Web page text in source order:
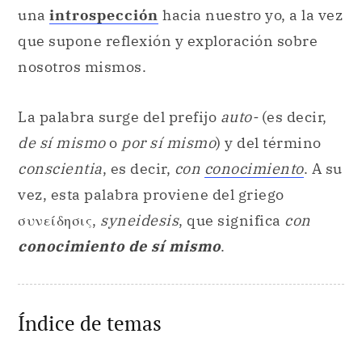
una introspección hacia nuestro yo, a la vez
que supone reflexión y exploración sobre
nosotros mismos.
La palabra surge del prefijo auto-(es decir,
de sí mismoo por sí mismo) y del término
conscientia, es decir, con conocimiento. A su
vez, esta palabra proviene del griego
συνείδησις, syneidesis, que significa con
conocimiento de sí mismo.
Índice de temas